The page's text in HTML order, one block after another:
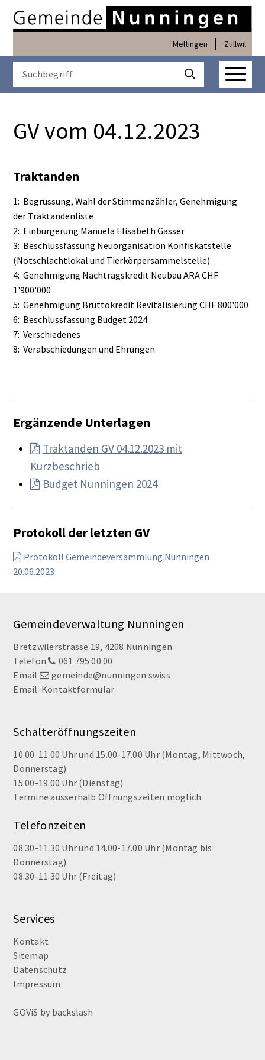
Navigieren in
Schnellnavigation
Meltingen Zullwil
Suche starten
GV vom 04.12.2023
Traktanden
1: Begrüssung, Wahl der Stimmenzähler, Genehmigung
der Traktandenliste
2: Einbürgerung Manuela Elisabeth Gasser
3: Beschlussfassung Neuorganisation Konfiskatstelle
(Notschlachtlokal und Tierkörpersammelstelle)
4: Genehmigung Nachtragskredit Neubau ARA CHF
1'900'000
5: Genehmigung Bruttokredit Revitalisierung CHF 800'000
6: Beschlussfassung Budget 2024
7: Verschiedenes
8: Verabschiedungen und Ehrungen
Ergänzende Unterlagen
Traktanden GV 04.12.2023 mit
Kurzbeschrieb
Budget Nunningen 2024
Protokoll der letzten GV
Protokoll Gemeindeversammlung Nunningen
20.06.2023
Footer
Gemeindeverwaltung Nunningen
Bretzwilerstrasse 19, 4208 Nunningen
Telefon
061 795 00 00
Email
gemeinde@nunningen.swiss
Email-Kontaktformular
Schalteröffnungszeiten
10.00-11.00 Uhr und 15.00-17.00 Uhr (Montag, Mittwoch,
Donnerstag)
15.00-19.00 Uhr (Dienstag)
Termine ausserhalb Öffnungszeiten möglich
Telefonzeiten
08.30-11.30 Uhr und 14.00-17.00 Uhr (Montag bis
Donnerstag)
08.30-11.30 Uhr (Freitag)
Services
Kontakt
Sitemap
Datenschutz
Impressum
GOViS by backslash